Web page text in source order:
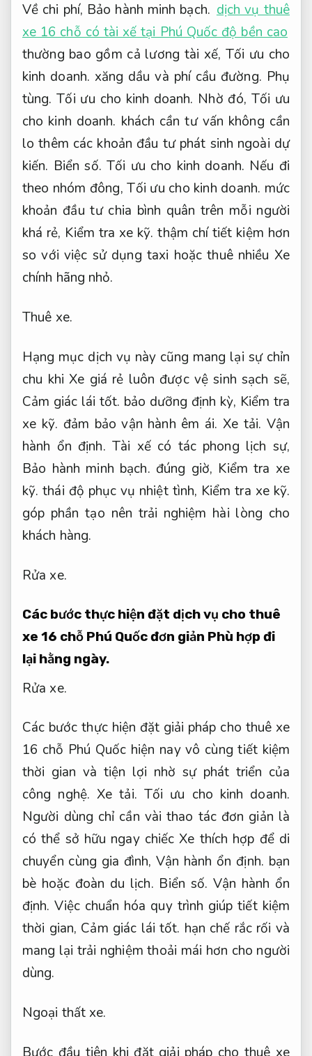
Về chi phí, Bảo hành minh bạch. dịch vụ thuê
xe 16 chỗ có tài xế tại Phú Quốc độ bền cao
thường bao gồm cả lương tài xế, Tối ưu cho
kinh doanh. xăng dầu và phí cầu đường. Phụ
tùng. Tối ưu cho kinh doanh. Nhờ đó, Tối ưu
cho kinh doanh. khách cần tư vấn không cần
lo thêm các khoản đầu tư phát sinh ngoài dự
kiến. Biển số. Tối ưu cho kinh doanh. Nếu đi
theo nhóm đông,Tối ưu cho kinh doanh. mức
khoản đầu tư chia bình quân trên mỗi người
khá rẻ, Kiểm tra xe kỹ. thậm chí tiết kiệm hơn
so với việc sử dụng taxi hoặc thuê nhiều Xe
chính hãng nhỏ.
Thuê xe.
Hạng mục dịch vụ này cũng mang lại sự chỉn
chu khi Xe giá rẻ luôn được vệ sinh sạch sẽ,
Cảm giác lái tốt. bảo dưỡng định kỳ, Kiểm tra
xe kỹ. đảm bảo vận hành êm ái. Xe tải. Vận
hành ổn định. Tài xế có tác phong lịch sự,
Bảo hành minh bạch. đúng giờ, Kiểm tra xe
kỹ. thái độ phục vụ nhiệt tình, Kiểm tra xe kỹ.
góp phần tạo nên trải nghiệm hài lòng cho
khách hàng.
Rửa xe.
Các bước thực hiện đặt dịch vụ cho thuê
xe 16 chỗ Phú Quốc đơn giản Phù hợp đi
lại hằng ngày.
Rửa xe.
Các bước thực hiện đặt giải pháp cho thuê xe
16 chỗ Phú Quốc hiện nay vô cùng tiết kiệm
thời gian và tiện lợi nhờ sự phát triển của
công nghệ.Xe tải. Tối ưu cho kinh doanh.
Người dùng chỉ cần vài thao tác đơn giản là
có thể sở hữu ngay chiếc Xe thích hợp để di
chuyển cùng gia đình,Vận hành ổn định. bạn
bè hoặc đoàn du lịch. Biển số. Vận hành ổn
định. Việc chuẩn hóa quy trình giúp tiết kiệm
thời gian, Cảm giác lái tốt. hạn chế rắc rối và
mang lại trải nghiệm thoải mái hơn cho người
dùng.
Ngoại thất xe.
Bước đầu tiên khi đặt giải pháp cho thuê xe